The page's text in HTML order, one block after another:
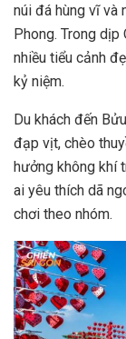
núi đá hùng vĩ và
Phong. Trong dịp
nhiều tiểu cảnh
kỷ niệm.
Du khách đến
đạp vịt, chèo
hưởng không khí
ai yêu thích dã
chơi theo nhóm.